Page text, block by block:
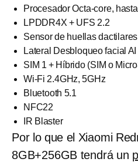
Procesador Octa-core,
LPDDR4X + UFS 2.2
Sensor de huellas dactilares
Lateral Desbloqueo facial AI
SIM 1 + Híbrido (SIM o
Wi-Fi 2.4GHz, 5GHz
Bluetooth 5.1
NFC22
IR Blaster
Por lo que el Xiaomi
8GB+256GB tendrá un